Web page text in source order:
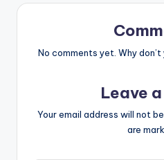
No comments yet. Why
Leave
Your email address will not
are